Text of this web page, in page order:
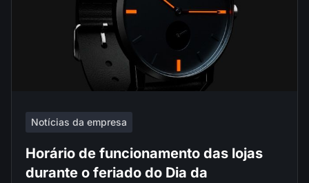
Notícias da empresa
Horário de funcionamento das lojas
durante o feriado do Dia da